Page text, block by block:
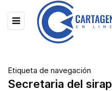
Etiqueta de navegación
Secretaria del sirap